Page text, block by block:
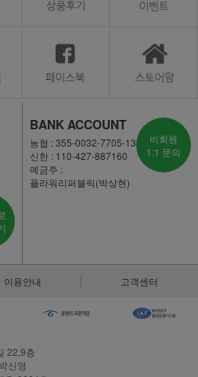
BANK ACCOUNT
농협 : 355-0032-7705-13
신한 : 110-427-887160
예금주 :
플라워리퍼블릭(박상현)
비회원
1:1 문의
이용안내 고객센터
22,9층
박신영